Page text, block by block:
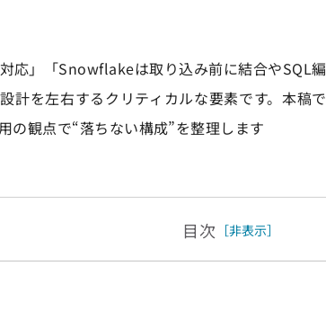
応」「Snowflakeは取り込み前に結合やSQL
計を左右するクリティカルな要素です。本稿
の観点で“落ちない構成”を整理します
目次 ［非表示］